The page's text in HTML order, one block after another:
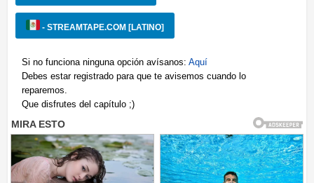
- STREAMTAPE.COM [LATINO]
Si no funciona ninguna opción avísanos: Aquí
Debes estar registrado para que te avisemos cuando lo
reparemos.
Que disfrutes del capítulo ;)